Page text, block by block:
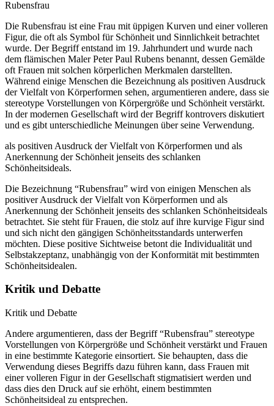
Rubensfrau
Die Rubensfrau ist eine Frau mit üppigen Kurven und einer volleren
Figur, die oft als Symbol für Schönheit und Sinnlichkeit betrachtet
wurde. Der Begriff entstand im 19. Jahrhundert und wurde nach
dem flämischen Maler Peter Paul Rubens benannt, dessen Gemälde
oft Frauen mit solchen körperlichen Merkmalen darstellten.
Während einige Menschen die Bezeichnung als positiven Ausdruck
der Vielfalt von Körperformen sehen, argumentieren andere, dass sie
stereotype Vorstellungen von Körpergröße und Schönheit verstärkt.
In der modernen Gesellschaft wird der Begriff kontrovers diskutiert
und es gibt unterschiedliche Meinungen über seine Verwendung.
als positiven Ausdruck der Vielfalt von Körperformen und als
Anerkennung der Schönheit jenseits des schlanken
Schönheitsideals.
Die Bezeichnung “Rubensfrau” wird von einigen Menschen als
positiver Ausdruck der Vielfalt von Körperformen und als
Anerkennung der Schönheit jenseits des schlanken Schönheitsideals
betrachtet. Sie steht für Frauen, die stolz auf ihre kurvige Figur sind
und sich nicht den gängigen Schönheitsstandards unterwerfen
möchten. Diese positive Sichtweise betont die Individualität und
Selbstakzeptanz, unabhängig von der Konformität mit bestimmten
Schönheitsidealen.
Kritik und Debatte
Kritik und Debatte
Andere argumentieren, dass der Begriff “Rubensfrau” stereotype
Vorstellungen von Körpergröße und Schönheit verstärkt und Frauen
in eine bestimmte Kategorie einsortiert. Sie behaupten, dass die
Verwendung dieses Begriffs dazu führen kann, dass Frauen mit
einer volleren Figur in der Gesellschaft stigmatisiert werden und
dass dies den Druck auf sie erhöht, einem bestimmten
Schönheitsideal zu entsprechen.